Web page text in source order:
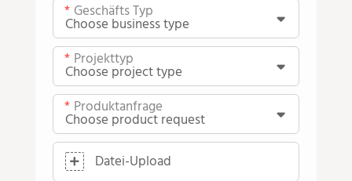
Geschäfts Typ
Projekttyp
Produktanfrage
Datei-Upload